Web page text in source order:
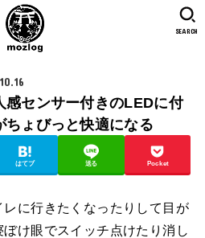
SEARCH
感センサー付きのLEDに付
ちょびっと快適になる
はてブ 送る Pocket
に行きたくなったりして目が
け眼でスイッチ点けたり消し